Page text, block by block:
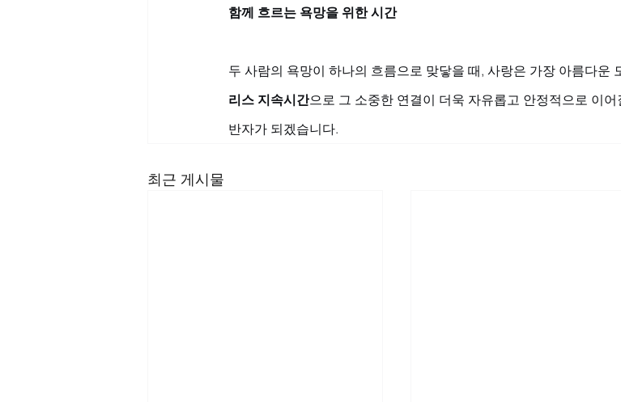
함께 흐르는 욕망을 위한 시간
두 사람의 욕망이 하나의 흐름으로 맞닿을 때, 사랑은 가장 아름다운
리스 지속시간으로 그 소중한 연결이 더욱 자유롭고 안정적으로 이
반자가 되겠습니다.
최근 게시물